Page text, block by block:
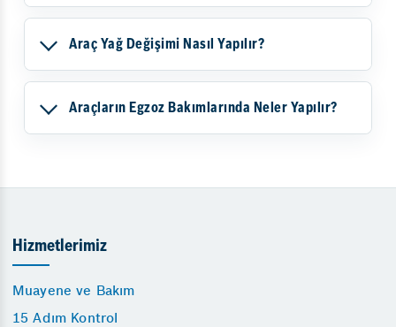
Araç Yağ Değişimi Nasıl Yapılır?
Araçların Egzoz Bakımlarında Neler Yapılır?
Hizmetlerimiz
Muayene ve Bakım
15 Adım Kontrol